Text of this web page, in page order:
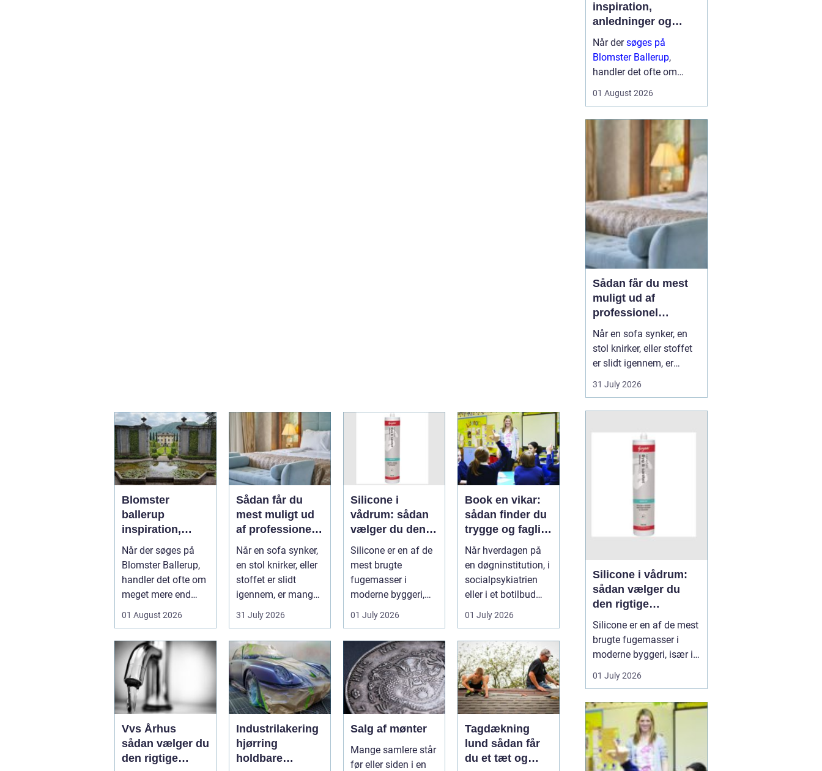
Blomster
ballerup
inspiration,
anledninger og
lokale
muligheder
Når der søges på
Blomster Ballerup,
handler det ofte om
meget mere end
bare en hurtig
buket. Blomste...
01 August 2026
Sådan får du
mest muligt ud
af professionel
møbelpolstring
Når en sofa synker,
en stol knirker, eller
stoffet er slidt
igennem, er mange
fristede til bar...
31 July 2026
Silicone i
vådrum: sådan
vælger du den
rigtige
fugemasse
Silicone er en af de
mest brugte
fugemasser i
moderne byggeri,
især i badeværelser,
køkkener og andr...
01 July 2026
Book en vikar:
sådan finder du
trygge og fagligt
stærke
løsninger
Når hverdagen på
en døgninstitution, i
socialpsykiatrien
eller i et botilbud
pludselig ændrer
sig, k...
01 July 2026
Vvs Århus
sådan vælger du
den rigtige
Industrilakering
hjørring
holdbare
Salg af mønter
Mange samlere står
før eller siden i en
Tagdækning
lund sådan får
du et tæt og
inspiration,
anledninger og
lokale muligheder
Når dersøges på
Blomster Ballerup,
handler det ofte om
hurtig buket. Blomster
livets største øjeblikke,
sige farvel på en værdig
måde eller skabe hygge i
01 August 2026
Sådan får du mest
muligt ud af
professionel
møbelpolstring
Når en sofa synker, en
stol knirker, eller stoffet
er slidt igennem, er
mange fristede til bare at
købe nyt. Men ofte kan
flottere og mere
behagelige, end da de
var nye. Her spiller
31 July 2026
Silicone i vådrum:
sådan vælger du
den rigtige
fugemasse
Silicone er en af de mest
brugte fugemasser i
moderne byggeri, især i
badeværelser, køkkener
og andre områder med
fugerne omkring
bruseniche, håndvask,
køkkenbord eller
natursten ikke holder
01 July 2026